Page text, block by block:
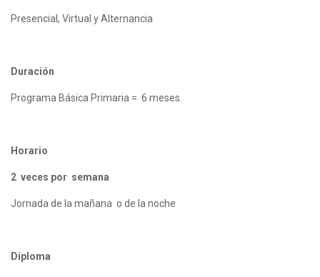
Presencial, Virtual y Alternancia
Duración
Programa Básica Primaria = 6 meses.
Horario
2 veces por semana
Jornada de la mañana o de la noche
Diploma